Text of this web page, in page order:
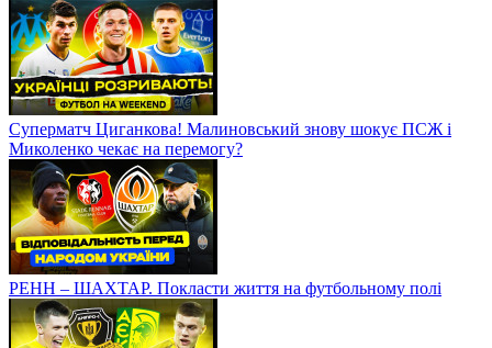
Суперматч Циганкова! Малиновський знову шокує ПСЖ і
Миколенко чекає на перемогу?
РЕНН – ШАХТАР. Покласти життя на футбольному полі